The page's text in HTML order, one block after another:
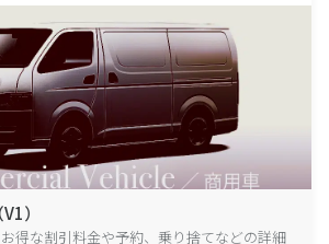
）
得な割引料金や予約、乗り捨てなどの詳細